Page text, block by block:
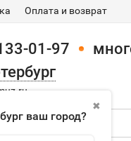
Оплата и возврат
01-97
✖
ваш город?